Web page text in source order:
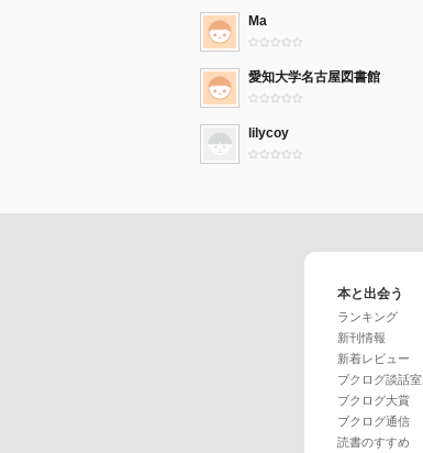
Ma
愛知大学名古屋図書館
lilycoy
本と出会う
ランキング
新刊情報
新着レビュー
ブクログ談話室
ブクログ大賞
ブクログ通信
読書のすすめ